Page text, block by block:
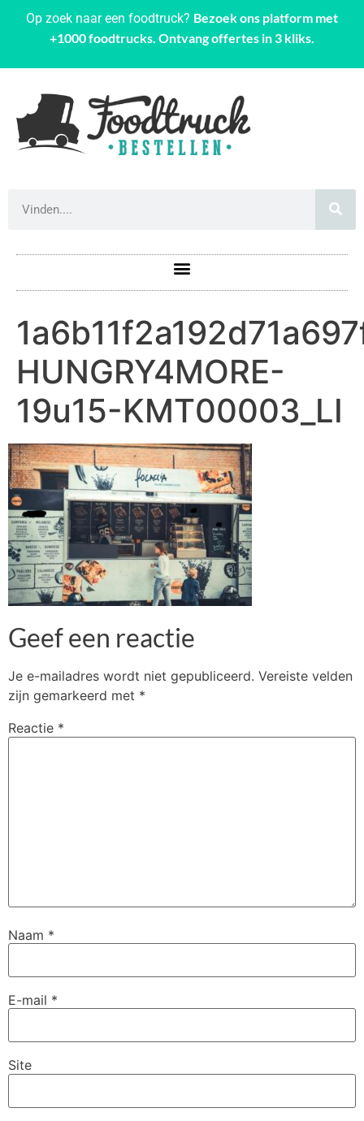
Op zoek naar een foodtruck? Bezoek ons platform met
+1000 foodtrucks. Ontvang offertes in 3 kliks.
HUNGRY4MORE-
19u15-KMT00003_LI
Geef een reactie
Je e-mailadres wordt niet gepubliceerd. Vereiste velden
zijn gemarkeerd met *
Reactie *
Naam *
E-mail *
Site